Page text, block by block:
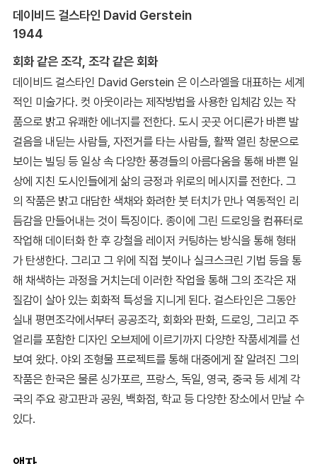
데이비드 걸스타인 David Gerstein
1944
회화 같은 조각, 조각 같은 회화
데이비드 걸스타인 David Gerstein 은 이스라엘을 대표하는 세계
적인 미술가다. 컷 아웃이라는 제작방법을 사용한 입체감 있는 작
품으로 밝고 유쾌한 에너지를 전한다. 도시 곳곳 어디론가 바쁜 발
걸음을 내딛는 사람들, 자전거를 타는 사람들, 활짝 열린 창문으로
보이는 빌딩 등 일상 속 다양한 풍경들의 아름다움을 통해 바쁜 일
상에 지친 도시인들에게 삶의 긍정과 위로의 메시지를 전한다. 그
의 작품은 밝고 대담한 색채와 화려한 붓 터치가 만나 역동적인 리
듬감을 만들어내는 것이 특징이다. 종이에 그린 드로잉을 컴퓨터로
작업해 데이터화 한 후 강철을 레이저 커팅하는 방식을 통해 형태
가 탄생한다. 그리고 그 위에 직접 붓이나 실크스크린 기법 등을 통
해 채색하는 과정을 거치는데 이러한 작업을 통해 그의 조각은 재
질감이 살아 있는 회화적 특성을 지니게 된다. 걸스타인은 그동안
실내 평면조각에서부터 공공조각, 회화와 판화, 드로잉, 그리고 주
얼리를 포함한 디자인 오브제에 이르기까지 다양한 작품세계를 선
보여 왔다. 야외 조형물 프로젝트를 통해 대중에게 잘 알려진 그의
작품은 한국은 물론 싱가포르, 프랑스, 독일, 영국, 중국 등 세계 각
국의 주요 광고판과 공원, 백화점, 학교 등 다양한 장소에서 만날 수
있다.